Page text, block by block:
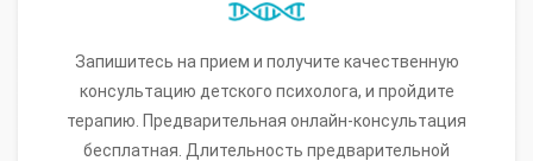
Запишитесь на прием и получите качественную
консультацию детского психолога, и пройдите
терапию. Предварительная онлайн-консультация
бесплатная. Длительность предварительной